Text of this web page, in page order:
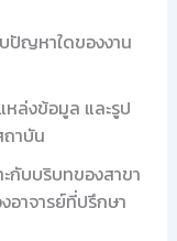
ปัญหาใดของงาน
ล่งข้อมูล และรูป
าบัน
กับบริบทของสาขา
อาจารย์ที่ปรึกษา